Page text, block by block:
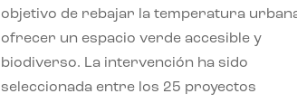
objetivo de rebajar la temperatura
ofrecer un espacio verde accesible y
biodiverso. La intervención ha sido
seleccionada entre los 25 proyectos